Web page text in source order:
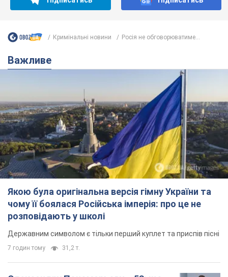
Кримінальні новини Росія не обговорюватиме...
Важливе
Якою була оригінальна версія гімну України та
чому її боялася Російська імперія: про це не
розповідають у школі
Державним символом є тільки перший куплет та приспів пісні
7 годин тому 31,2 т.